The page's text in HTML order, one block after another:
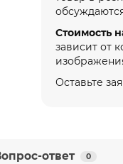
Стоимость
зависит от
Оставьте
ответ 0